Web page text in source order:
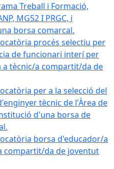
Treball i Formació,
MG52 I PRGC, i
borsa comarcal.
procés selectiu per
de funcionari interí per
tècnic/a compartit/da de
per a la selecció del
tècnic de l'Àrea de
d'una borsa de
borsa d'educador/a
compartit/da de joventut